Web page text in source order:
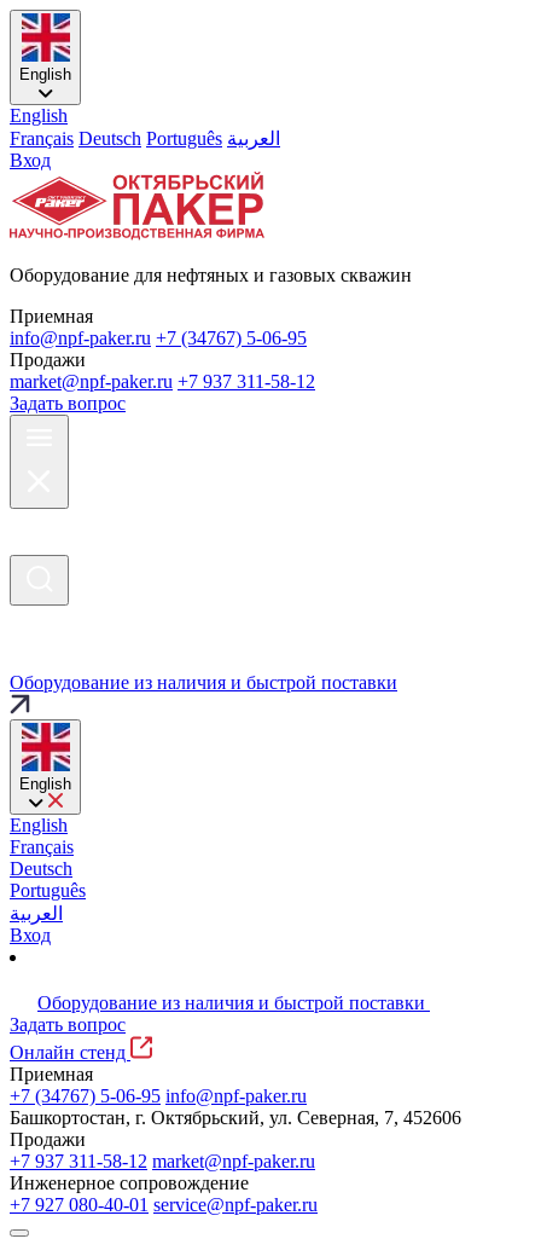
English
English
Français Deutsch Português العربية
Вход
Оборудование для нефтяных и газовых скважин
Приемная
info@npf-paker.ru +7 (34767) 5-06-95
Продажи
market@npf-paker.ru +7 937 311-58-12
Задать вопрос
Оборудование из наличия и быстрой поставки
English
English
Français
Deutsch
Português
العربية
Вход
Оборудование из наличия и быстрой поставки
Задать вопрос
Онлайн стенд
Приемная
+7 (34767) 5-06-95 info@npf-paker.ru
Башкортостан, г. Октябрьский, ул. Северная, 7, 452606
Продажи
+7 937 311-58-12 market@npf-paker.ru
Инженерное сопровождение
+7 927 080-40-01 service@npf-paker.ru